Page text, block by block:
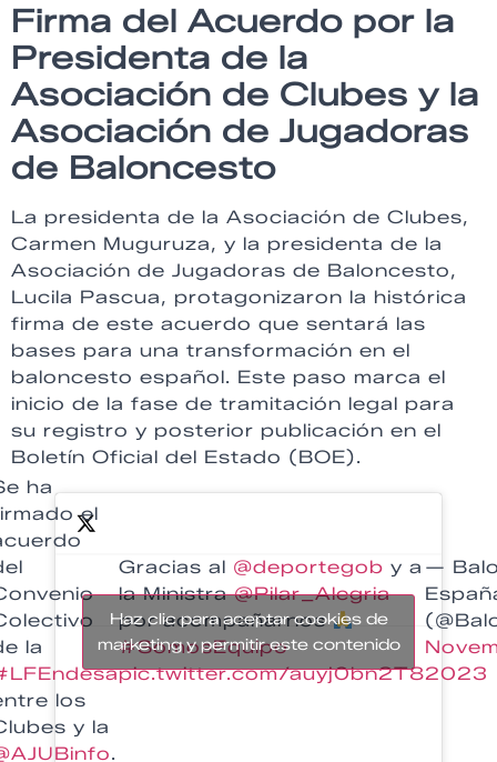
Firma del Acuerdo por la
Presidenta de la
Asociación de Clubes y la
Asociación de Jugadoras
de Baloncesto
La presidenta de la Asociación de Clubes,
Carmen Muguruza, y la presidenta de la
Asociación de Jugadoras de Baloncesto,
Lucila Pascua, protagonizaron la histórica
firma de este acuerdo que sentará las
bases para una transformación en el
baloncesto español. Este paso marca el
inicio de la fase de tramitación legal para
su registro y posterior publicación en el
Boletín Oficial del Estado (BOE).
ha
el
la
los
y la
.
Gracias al @deportegob y a
la Ministra@Pilar_Alegria
por acompañarnos
#SomosEquipo
pic.twitter.com/auyj0bn2T8
—
2023
Haz clic para aceptar cookies de
marketing y permitir este contenido